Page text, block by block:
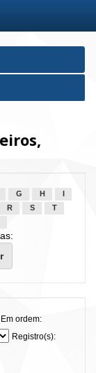
G H
R S
T
Em ordem:
Registro(s):